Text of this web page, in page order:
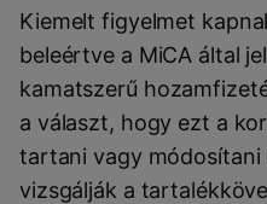
Kiemelt figyelmet
beleértve a MiCA által
kamatszerű
a választ, hogy ezt a
tartani vagy módosítani
vizsgálják a